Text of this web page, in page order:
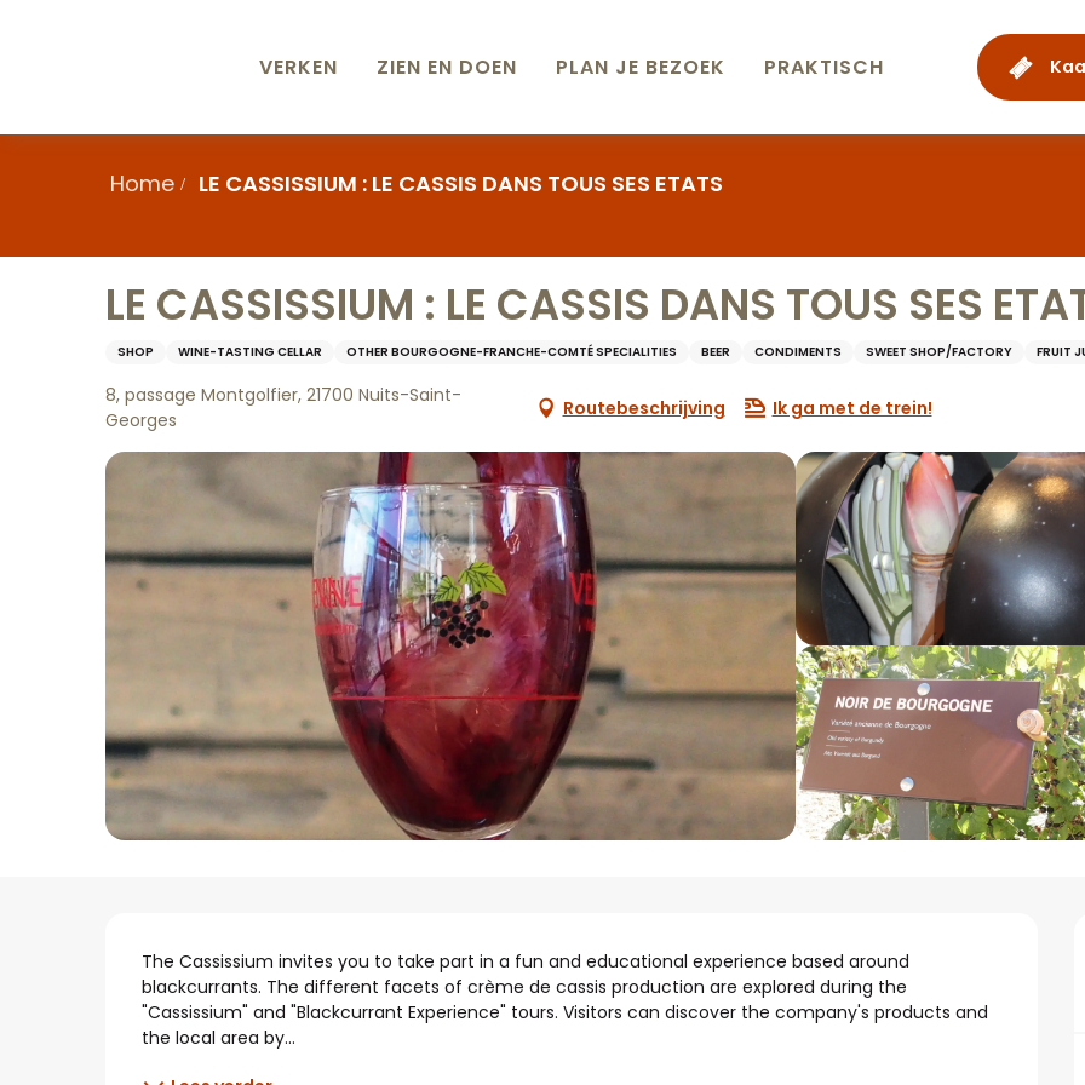
VERKEN ZIEN EN DOEN PLAN JE BEZOEK PRAKTISCH
Home LE CASSISSIUM : LE CASSIS DANS TOUS SES ETATS
LE CASSISSIUM : LE CASSIS DANS TOUS SES
SHOP WINE-TASTING CELLAR OTHER BOURGOGNE-FRANCHE-COMTÉ SPECIALITIES BEER CONDIMENTS SWEET SHOP/FACTORY FRUIT
8, passage Montgolfier, 21700 Nuits-Saint-
Georges
Routebeschrijving Ik ga met de trein!
Beschrijving
The Cassissium invites you to take part in a fun and educational experience based around
blackcurrants. The different facets of crème de cassis production are explored during the
"Cassissium" and "Blackcurrant Experience" tours. Visitors can discover the company's products and
the local area by...